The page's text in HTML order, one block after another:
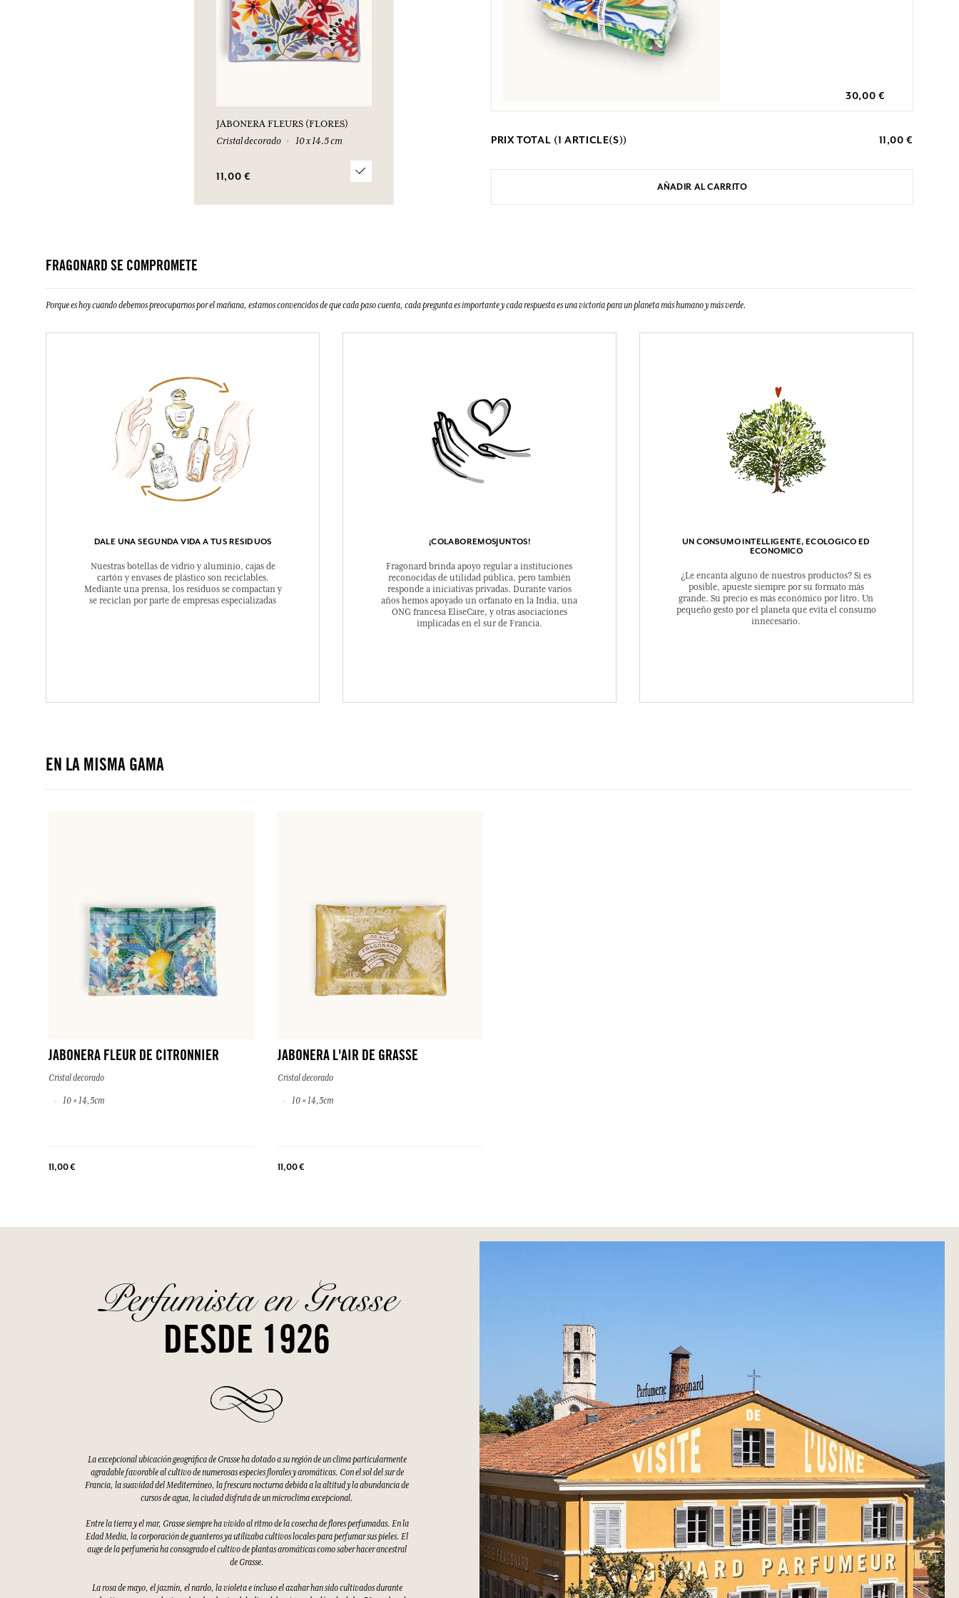
JABONERA FLEURS (FLORES)
Cristal decorado
10 x 14.5 cm
11,00 €
30,00 €
PRIX TOTAL (1 ARTICLE(S)) 11,00 €
AÑADIR AL CARRITO
FRAGONARD SE COMPROMETE
Porque es hoy cuando debemos preocuparnos por el mañana, estamos convencidos de que cada paso cuenta, cada pregunta es importante y cada respuesta es una victoria para un planeta más humano y más verde.
DALE UNA SEGUNDA VIDA A TUS RESIDUOS
Nuestras botellas de vidrio y aluminio, cajas de
cartón y envases de plástico son reciclables.
Mediante una prensa, los residuos se compactan y
se reciclan por parte de empresas especializadas
¡COLABOREMOSJUNTOS!
Fragonard brinda apoyo regular a instituciones
reconocidas de utilidad pública, pero también
responde a iniciativas privadas. Durante varios
años hemos apoyado un orfanato en la India, una
ONG francesa EliseCare, y otras asociaciones
implicadas en el sur de Francia.
UN CONSUMO INTELLIGENTE, ECOLOGICO ED
ECONOMICO
¿Le encanta alguno de nuestros productos? Si es
posible, apueste siempre por su formato más
grande. Su precio es más económico por litro. Un
pequeño gesto por el planeta que evita el consumo
innecesario.
EN LA MISMA GAMA
JABONERA FLEUR DE CITRONNIER
Cristal decorado
10 × 14,5cm
11,00 €
JABONERA L'AIR DE GRASSE
Cristal decorado
10 × 14,5cm
11,00 €
Perfumista en Grasse
DESDE 1926
La excepcional ubicación geográfica de Grasse ha dotado a su región de un clima particularmente
agradable favorable al cultivo de numerosas especies florales y aromáticas. Con el sol del sur de
Francia, la suavidad del Mediterráneo, la frescura nocturna debida a la altitud y la abundancia de
cursos de agua, la ciudad disfruta de un microclima excepcional.
Entre la tierra y el mar, Grasse siempre ha vivido al ritmo de la cosecha de flores perfumadas. En la
Edad Media, la corporación de guanteros ya utilizaba cultivos locales para perfumar sus pieles. El
auge de la perfumería ha consagrado el cultivo de plantas aromáticas como saber hacer ancestral
de Grasse.
La rosa de mayo, el jazmín, el nardo, la violeta e incluso el azahar han sido cultivados durante